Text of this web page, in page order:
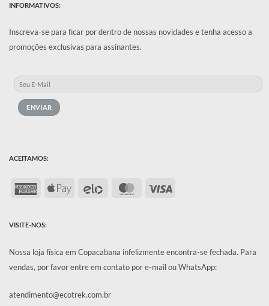
VISITE-NOS:
Nossa loja física em Copacabana infelizmente encontra-se fechada. Para
vendas, por favor entre em contato por e-mail ou WhatsApp:
atendimento@ecotrek.com.br
INFORMATIVOS:
Inscreva-se para ficar por dentro de nossas novidades e tenha acesso a
promoções exclusivas para assinantes.
ACEITAMOS:
AmericanApple
MasterCard